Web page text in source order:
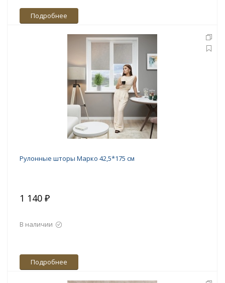
Подробнее
Рулонные шторы Марко 42,5*175 см
1 140 ₽
В наличии
Подробнее